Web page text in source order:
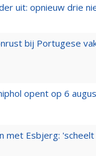
uit: opnieuw drie
bij Portugese
opent op 6
met Esbjerg: